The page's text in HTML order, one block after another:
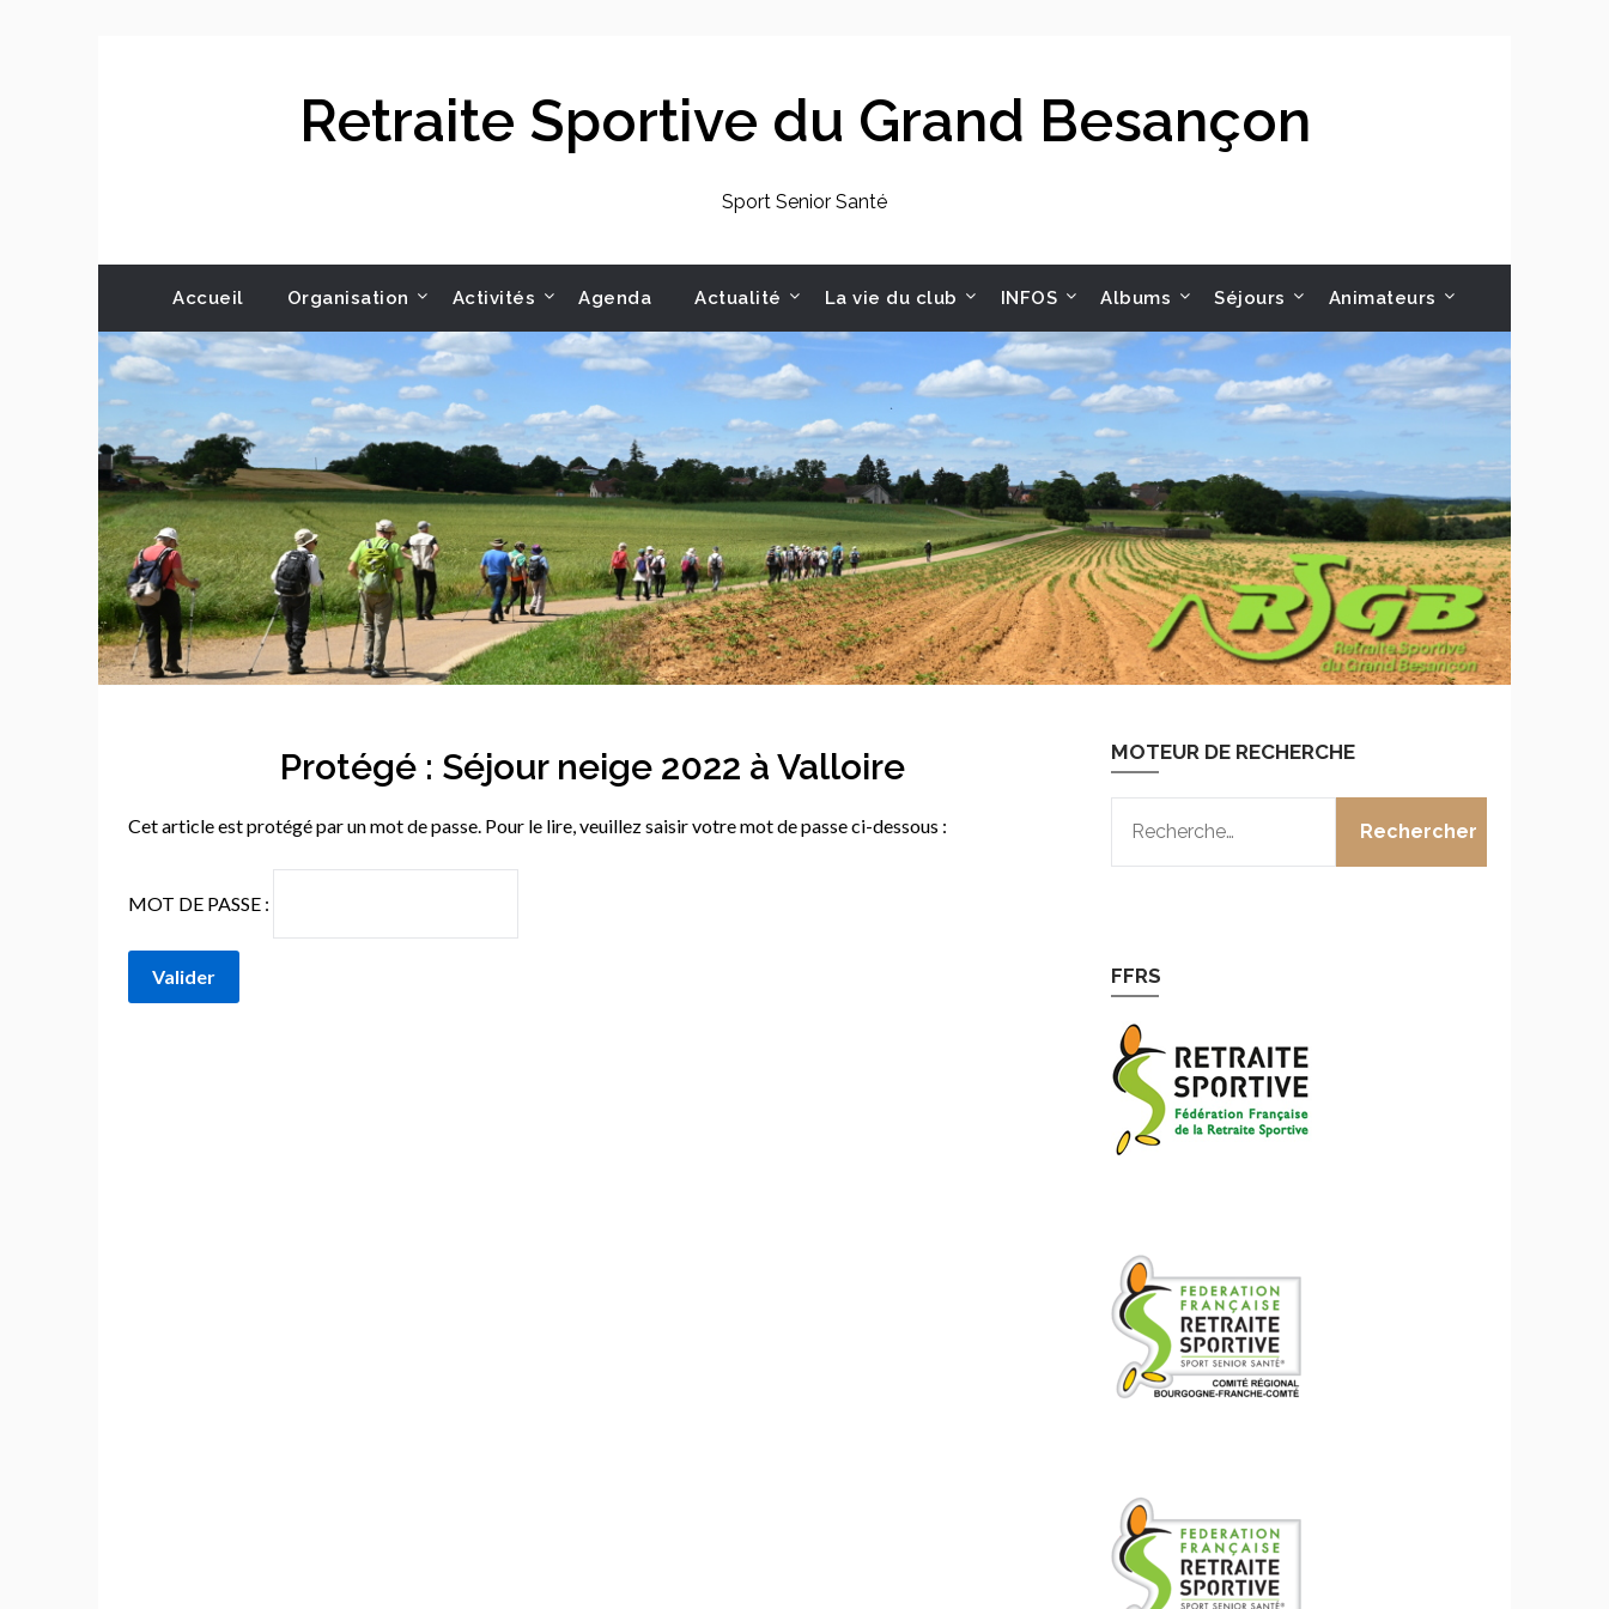
Retraite Sportive du Grand Besançon
Sport Senior Santé
Accueil Organisation Activités Agenda Actualité La vie du club INFOS Albums Séjours Animateurs
Protégé : Séjour neige 2022 à Valloire
Cet article est protégé par un mot de passe. Pour le lire, veuillez saisir votre mot de passe ci-dessous :
MOT DE PASSE :
MOTEUR DE RECHERCHE
FFRS